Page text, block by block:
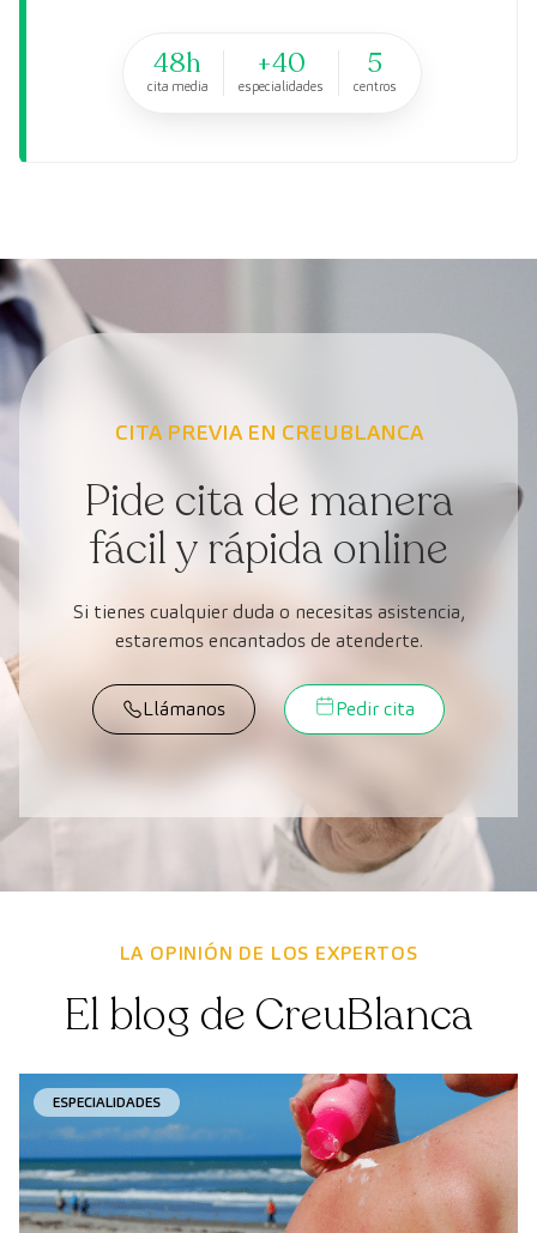
48h
cita media
+40
especialidades
5
centros
CITA PREVIA EN CREUBLANCA
Pide cita de manera
fácil y rápida online
Si tienes cualquier duda o necesitas asistencia,
estaremos encantados de atenderte.
Llámanos Pedir cita
LA OPINIÓN DE LOS EXPERTOS
El blog de CreuBlanca
ESPECIALIDADES